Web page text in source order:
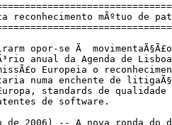
reconhecimento mÃºtuo de
opor-se Ã
anual da Agenda de
Europeia o
numa enchente de
standards de qualidade
de software.
de 2006) -- A nova ronda do